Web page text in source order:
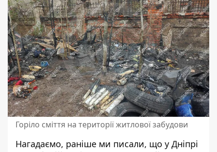
Горіло сміття на території житлової забудови
Нагадаємо, раніше ми писали, що у Дніпрі